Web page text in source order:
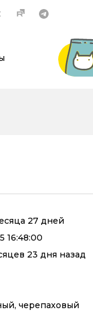
27 дней
16:48:00
23 дня назад
черепаховый